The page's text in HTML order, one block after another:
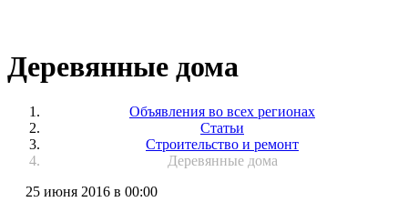
Деревянные дома
Объявления во всех регионах
Статьи
Строительство и ремонт
Деревянные дома
25 июня 2016 в 00:00